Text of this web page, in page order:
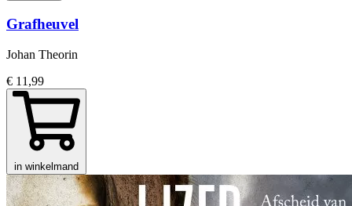
Grafheuvel
Johan Theorin
€ 11,99
in winkelmand